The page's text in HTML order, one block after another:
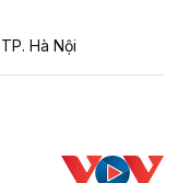
Hà Nội